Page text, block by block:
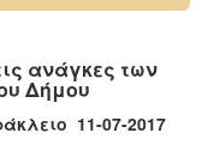
ανάγκες των
Δήμου
11-07-2017